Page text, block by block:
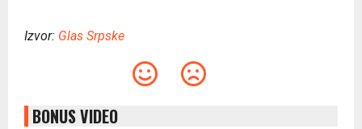
Izvor: Glas Srpske
BONUS VIDEO